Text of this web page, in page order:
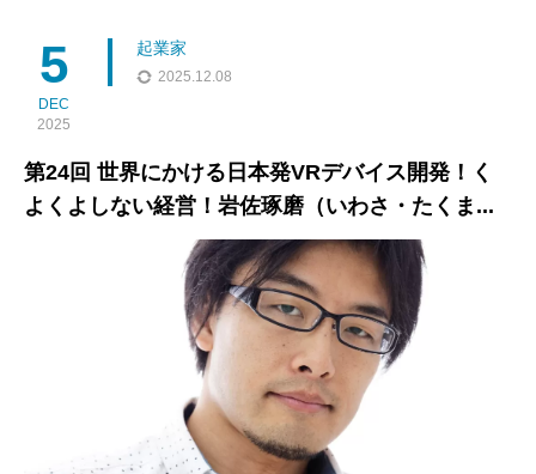
5
DEC
2025
起業家
2025.12.08
第24回 世界にかける日本発VRデバイス開発！く
よくよしない経営！岩佐琢磨（いわさ・たくま...